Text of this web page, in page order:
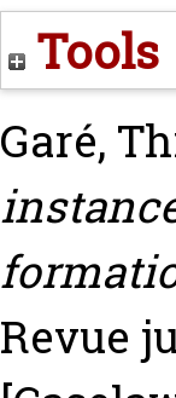
Tools
Garé,
Revue